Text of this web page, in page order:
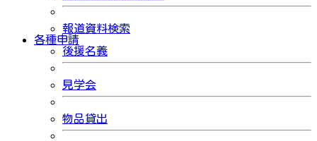
報道資料検索
各種申請
後援名義
見学会
物品貸出